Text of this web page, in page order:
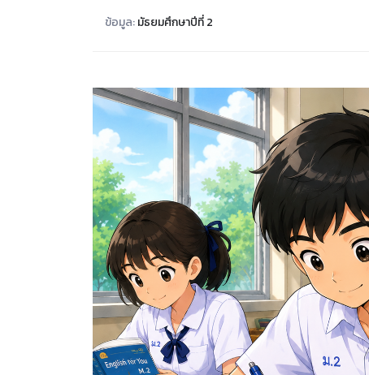
ข้อมูล:มัธยมศึกษาปีที่ 2